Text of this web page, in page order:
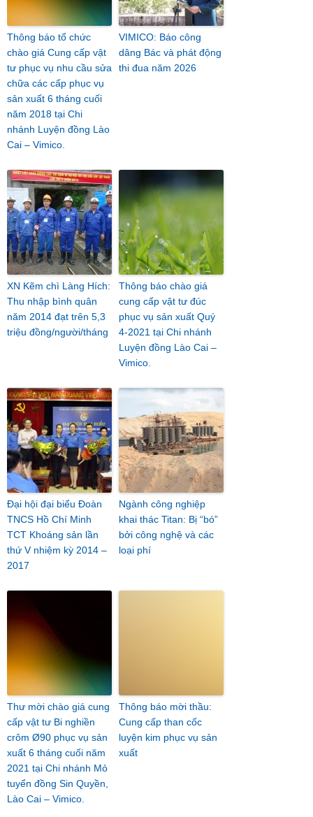
Thông báo tổ chức
chào giá Cung cấp vật
tư phục vụ nhu cầu sửa
chữa các cấp phục vụ
sản xuất 6 tháng cuối
năm 2018 tại Chi
nhánh Luyện đồng Lào
Cai – Vimico.
VIMICO: Báo công
dâng Bác và phát động
thi đua năm 2026
XN Kẽm chì Làng Hích:
Thu nhập bình quân
năm 2014 đạt trên 5,3
triệu đồng/người/tháng
Thông báo chào giá
cung cấp vật tư đúc
phục vụ sản xuất Quý
4-2021 tại Chi nhánh
Luyện đồng Lào Cai –
Vimico.
Đại hội đại biểu Đoàn
TNCS Hồ Chí Minh
TCT Khoáng sản lần
thứ V nhiệm kỳ 2014 –
2017
Ngành công nghiệp
khai thác Titan: Bị “bó”
bởi công nghệ và các
loại phí
Thư mời chào giá cung
cấp vật tư Bi nghiền
crôm Ø90 phục vụ sản
xuất 6 tháng cuối năm
2021 tại Chi nhánh Mỏ
tuyển đồng Sin Quyền,
Lào Cai – Vimico.
Thông báo mời thầu:
Cung cấp than cốc
luyện kim phục vụ sản
xuất